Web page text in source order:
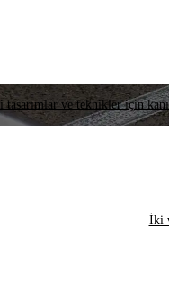
tasarımlar ve teknikler için
İki